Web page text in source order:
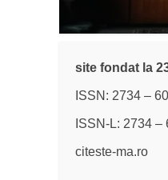
site fondat la
ISSN: 2734 –
ISSN-L: 2734 –
citeste-ma.ro